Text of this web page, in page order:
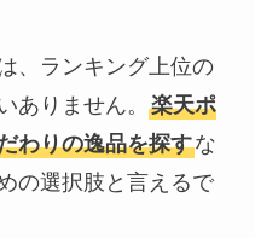
、ランキング上位の
ありません。 楽天ポ
わりの逸品を探すな
の選択肢と言えるで